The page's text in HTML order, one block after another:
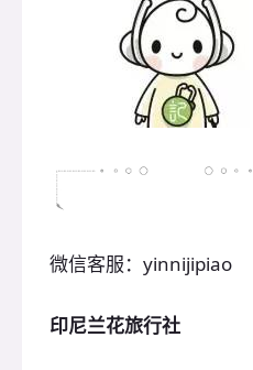
微信客服：yinnijipiao
印尼兰花旅行社